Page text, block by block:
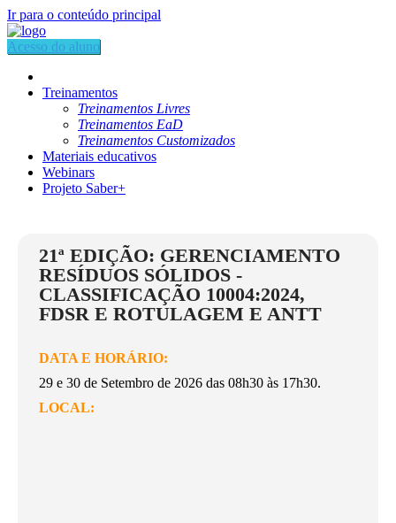
Ir para o conteúdo principal
Acesso do aluno
Treinamentos
Treinamentos Livres
Treinamentos EaD
Treinamentos Customizados
Materiais educativos
Webinars
Projeto Saber+
21ª EDIÇÃO: GERENCIAMENTO
RESÍDUOS SÓLIDOS -
CLASSIFICAÇÃO 10004:2024,
FDSR E ROTULAGEM E ANTT
DATA E HORÁRIO:
29 e 30 de Setembro de 2026 das 08h30 às 17h30.
LOCAL: